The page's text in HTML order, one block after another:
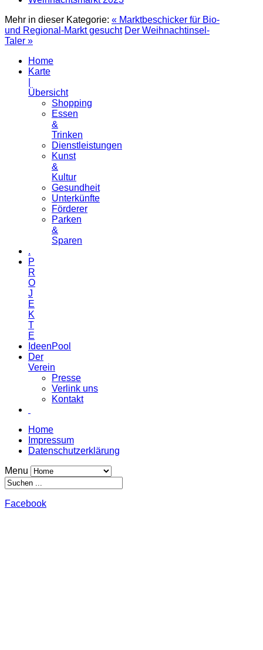
Mehr in dieser Kategorie: « Marktbeschicker für Bio-
und Regional-Markt gesucht Der Weihnachtinsel-
Taler »
Home
Karte
Übersicht
Shopping
Essen
&
Trinken
Dienstleistungen
Kunst
&
Kultur
Gesundheit
Unterkünfte
Förderer
Parken
&
Sparen
.
P
R
O
J
E
K
T
E
IdeenPool
Der
Verein
Presse
Verlink uns
Kontakt
Home
Impressum
Datenschutzerklärung
Menu
Facebook